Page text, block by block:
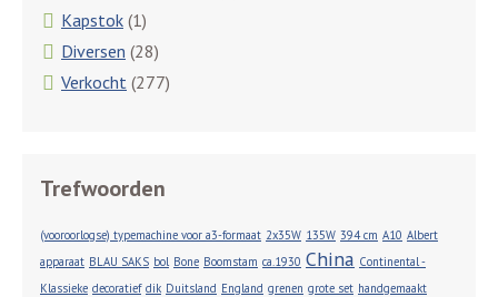
Kapstok (1)
Diversen (28)
Verkocht (277)
Trefwoorden
(vooroorlogse) typemachine voor a3-formaat 2x35W 135W 394 cm A10 Albert
apparaat BLAU SAKS bol Bone Boomstam ca.1930 China Continental -
Klassieke decoratief dik Duitsland England grenen grote set handgemaakt